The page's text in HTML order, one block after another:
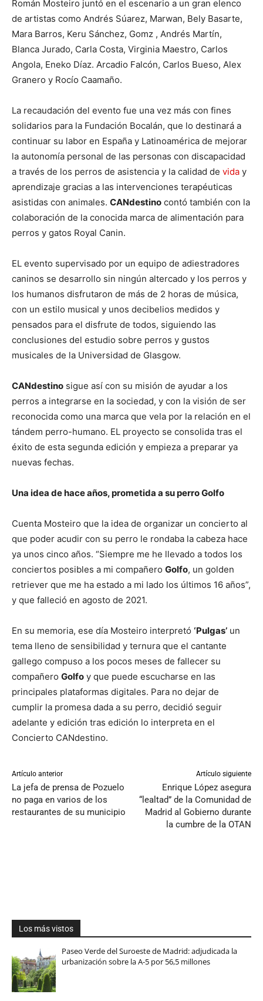
Román Mosteiro juntó en el escenario a un gran elenco
de artistas como Andrés Súarez, Marwan, Bely Basarte,
Mara Barros, Keru Sánchez, Gomz , Andrés Martín,
Blanca Jurado, Carla Costa, Virginia Maestro, Carlos
Angola, Eneko Díaz. Arcadio Falcón, Carlos Bueso, Alex
Granero y Rocío Caamaño.
La recaudación del evento fue una vez más con fines
solidarios para la Fundación Bocalán, que lo destinará a
continuar su labor en España y Latinoamérica de mejorar
la autonomía personal de las personas con discapacidad
a través de los perros de asistencia y la calidad de vida y
aprendizaje gracias a las intervenciones terapéuticas
asistidas con animales. CANdestino contó también con la
colaboración de la conocida marca de alimentación para
perros y gatos Royal Canin.
EL evento supervisado por un equipo de adiestradores
caninos se desarrollo sin ningún altercado y los perros y
los humanos disfrutaron de más de 2 horas de música,
con un estilo musical y unos decibelios medidos y
pensados para el disfrute de todos, siguiendo las
conclusiones del estudio sobre perros y gustos
musicales de la Universidad de Glasgow.
CANdestino sigue así con su misión de ayudar a los
perros a integrarse en la sociedad, y con la visión de ser
reconocida como una marca que vela por la relación en el
tándem perro-humano. EL proyecto se consolida tras el
éxito de esta segunda edición y empieza a preparar ya
nuevas fechas.
Una idea de hace años, prometida a su perro Golfo
Cuenta Mosteiro que la idea de organizar un concierto al
que poder acudir con su perro le rondaba la cabeza hace
ya unos cinco años. “Siempre me he llevado a todos los
conciertos posibles a mi compañero Golfo, un golden
retriever que me ha estado a mi lado los últimos 16 años”,
y que falleció en agosto de 2021.
En su memoria, ese día Mosteiro interpretó ‘Pulgas’ un
tema lleno de sensibilidad y ternura que el cantante
gallego compuso a los pocos meses de fallecer su
compañero Golfo y que puede escucharse en las
principales plataformas digitales. Para no dejar de
cumplir la promesa dada a su perro, decidió seguir
adelante y edición tras edición lo interpreta en el
Concierto CANdestino.
Artículo anterior
La jefa de prensa de Pozuelo
no paga en varios de los
restaurantes de su municipio
Artículo siguiente
Enrique López asegura
“lealtad” de la Comunidad de
Madrid al Gobierno durante
la cumbre de la OTAN
Los más vistos
Paseo Verde del Suroeste de Madrid: adjudicada la
urbanización sobre la A-5 por 56,5 millones